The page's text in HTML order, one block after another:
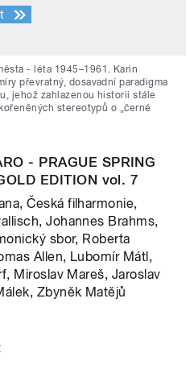
- léta 1945–1961. Karin
převratný, dosavadní paradigma
jehož zahlazenou historii stále
stereotypů o „černé
- PRAGUE SPRING
EDITION vol. 7
Česká filharmonie,
Johannes Brahms,
sbor, Roberta
Allen, Lubomír Mátl,
Miroslav Mareš, Jaroslav
Zbyněk Matějů